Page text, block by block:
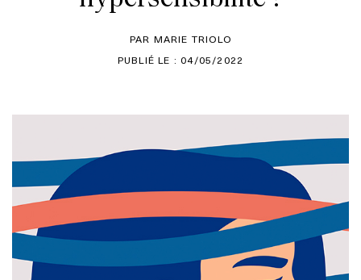
PAR MARIE TRIOLO
PUBLIÉ LE : 04/05/2022